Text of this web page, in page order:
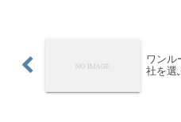
ワンル
社を選